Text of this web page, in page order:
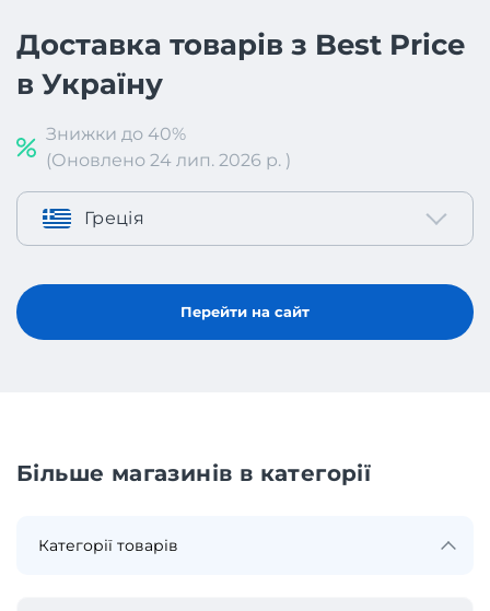
Доставка товарів з Best Price
в Україну
Знижки до 40%
(Оновлено 24 лип. 2026 р. )
Греція
Перейти на сайт
Більше магазинів в категорії